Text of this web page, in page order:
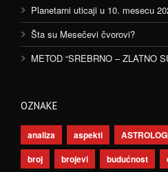
Planetarni uticaji u 10. mesecu
Šta su Mesečevi čvorovi?
METOD “SREBRNO – ZLATNO
OZNAKE
analiza aspekti
broj
brojevi budućnost